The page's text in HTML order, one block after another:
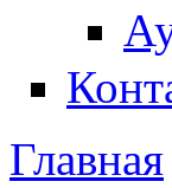
Вы здесь
Главная